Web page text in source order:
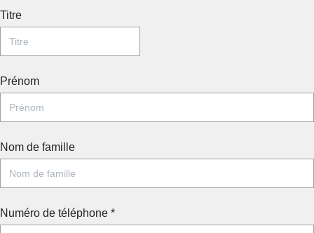
Titre
Prénom
Nom de famille
Numéro de téléphone *